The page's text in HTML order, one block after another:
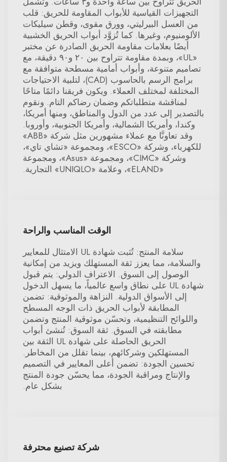
التجهيزات القياسية للأبواب المقاومة للحريق: قلب
من العسل البيرليتي، وورق مقوى، وقطن سيليكات
الألومنيوم، وغيرها. كما تُزوَّد أبواب الحريق الخشبية
أيضًا بعلامات مقاومة الحريق الصادرة عن مختبر
«UL»، وبمدة مقاومة تتراوح بين ٢٠ و٩٠ دقيقة، مع
تصاميم متنوعة، وأبواب أمامية مسطحة متوافقة مع
برامج الرسم بالحاسوب (CAD)، لتلبية الاحتياجات
المختلفة لمختلف العملاء. ويكون فريقنا دائمًا متاحًا
لمناقشة متطلباتكم وضمان رضاكم التام. ونقوم
بالتصدير إلى عدد من الدول والمناطق، ومنها أمريكا،
وكندا، وأمريكا الشمالية، وأمريكا الجنوبية، وأوروبا.
وقد تعاونَّا مع عملاء مشهورين مثل شركة «ABB»
للكهرباء، وشركة «ESCO»، ومجموعة «تشاي تاي»،
وشركة «CIMC»، ومجموعة «Asus»، ومجموعة
«ELAND»، وعلامة «UNIQLO» التجارية.
الوقت المناسب والراحة
سلامة المنتج: تُثبت شهادة UL الامتثال للمعايير
والسلامة، مما يعزز ثقة المستهلك ويزيد من إمكانية
الوصول إلى السوق. الاعتراف الدولي: يتم قبول
شهادة UL على نطاق واسع عالمياً، ما يسهل الدخول
إلى الأسواق الدولية. النزاهة والموثوقية: تضمن
المطابقة لأبواب الحريق ذات الوجه المسطح
واللوائح التنظيمية، وتحسّن موثوقية المنتج وتضمن
مطابقته في السوق. ثقة السوق: تُنشئ أبواب
الحريق الحاصلة على شهادة UL الثقة بين
المستهلكين وشركائهم، بينما تقلل من المخاطر.
تحسين الجودة: تضمن أعلى المعايير في التصميم
والإنتاج ومراقبة الجودة، مما يحسّن جودة المنتج
بشكل عام.
شركة تصنيع محترفة